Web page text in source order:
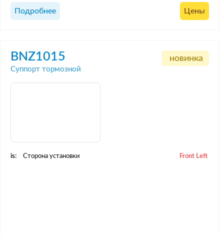
Подробнее Цены
BNZ1015
Суппорт тормозной
новинка
is: Сторона установки Front Left